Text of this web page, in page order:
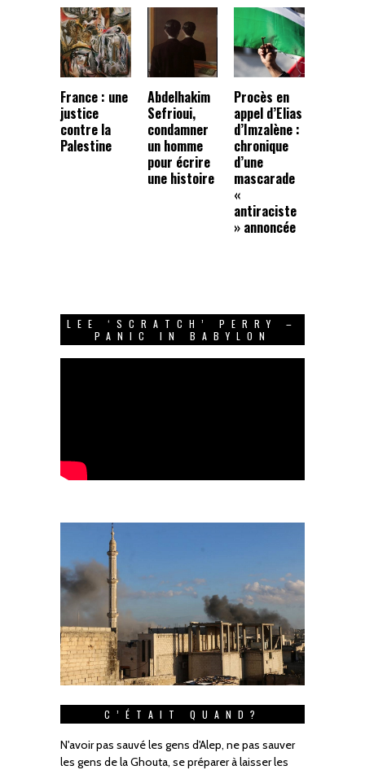
France : une
justice
contre la
Palestine
Abdelhakim
Sefrioui,
condamner
un homme
pour écrire
une histoire
Procès en
appel d’Elias
d’Imzalène :
chronique
d’une
mascarade
«
antiraciste
» annoncée
LEE ‘SCRATCH’ PERRY –
PANIC IN BABYLON
C’ÉTAIT QUAND?
N'avoir pas sauvé les gens d'Alep, ne pas sauver
les gens de la Ghouta, se préparer à laisser les